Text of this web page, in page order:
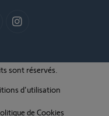
sont réservés.
d'utilisation
de Cookies